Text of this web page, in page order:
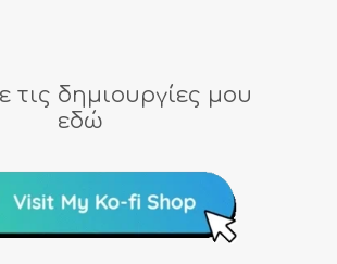
τις δημιουργίες μου
εδώ